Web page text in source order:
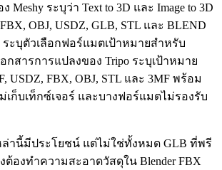
Meshy ระบุว่า Text to 3D และ Image to 3D
OBJ, USDZ, GLB, STL และ BLEND
ะบุตัวเลือกฟอร์แมตเป้าหมายสำหรับ
กสารการแปลงของ Tripo ระบุเป้าหมาย
USDZ, FBX, OBJ, STL และ 3MF พร้อม
เก็บเท็กซ์เจอร์ และบางฟอร์แมตไม่รองรับ
ล่านี้มีประโยชน์ แต่ไม่ใช่ทั้งหมด GLB ที่พรี
องทำความสะอาดวัสดุใน Blender FBX